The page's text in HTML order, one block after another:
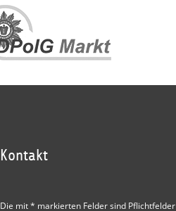
Kontakt
Die mit * markierten Felder sind Pflichtfelder